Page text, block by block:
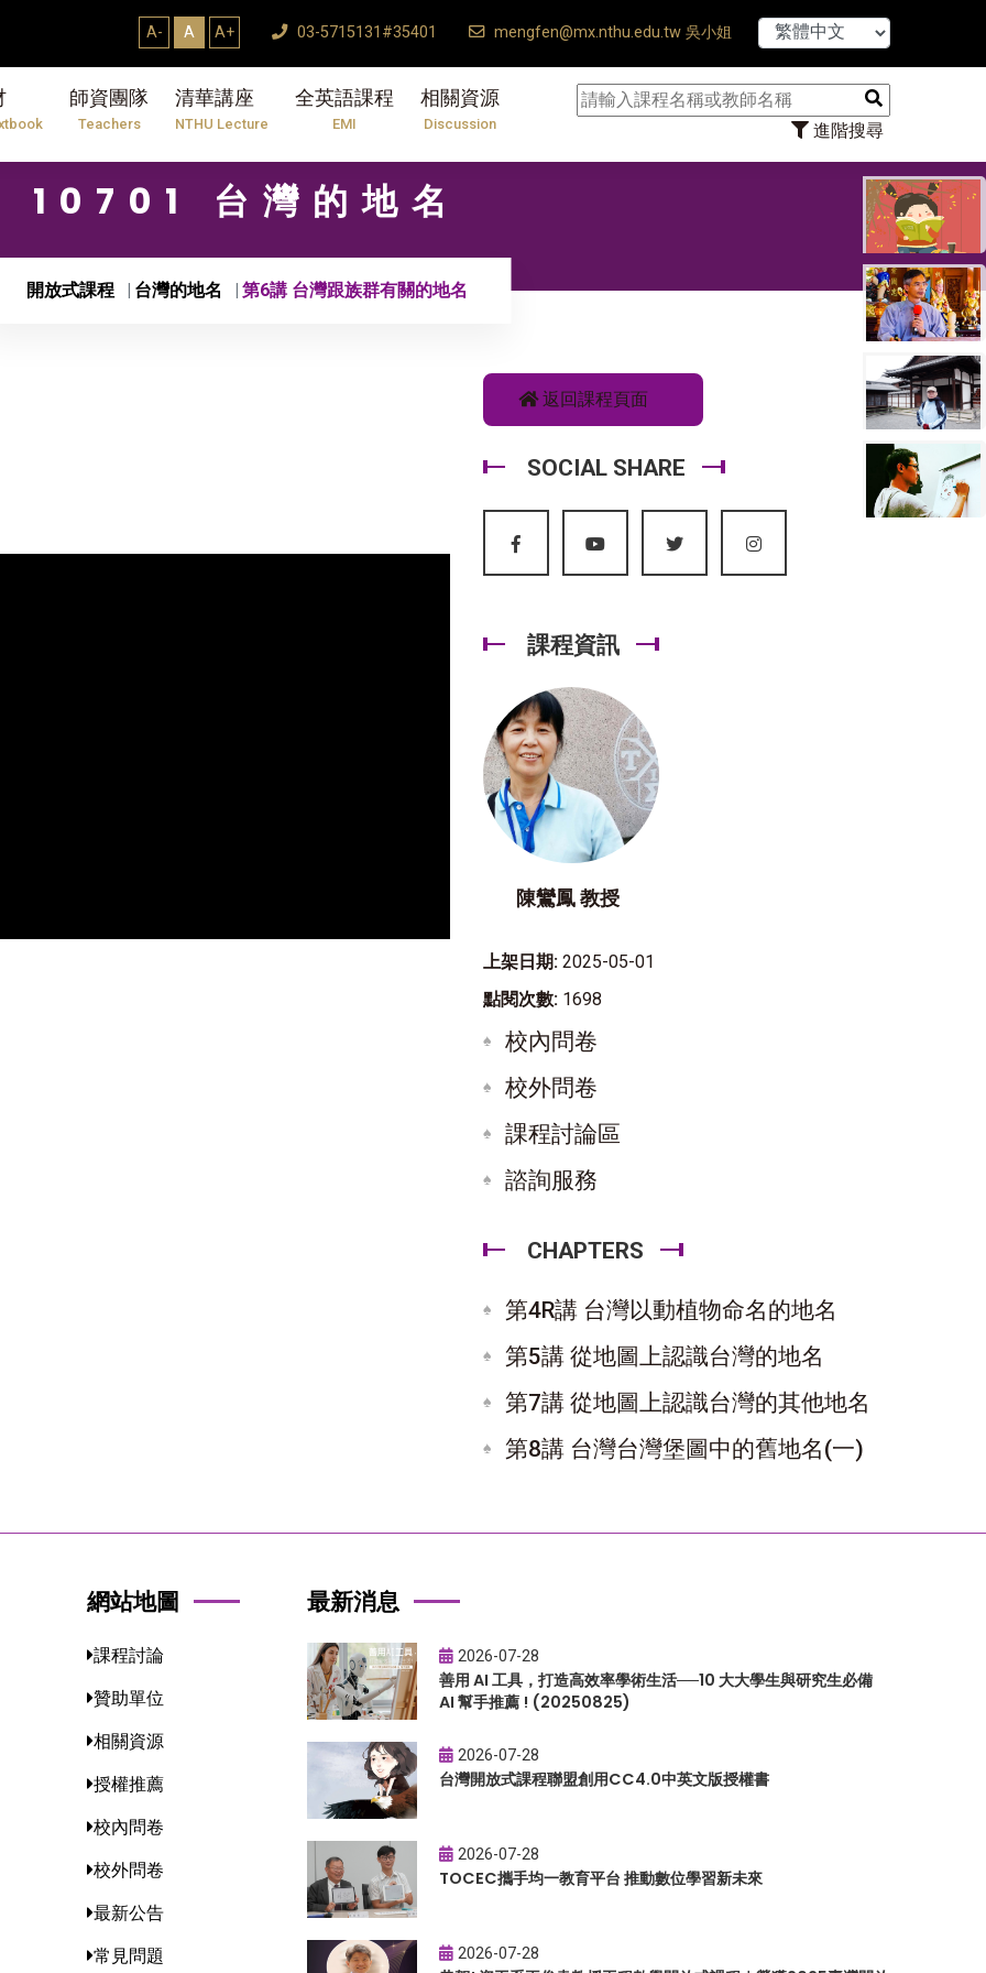
A- A A+ 03-5715131#35401 mengfen@mx.nthu.edu.tw 吳小姐
師資團隊
Teachers
清華講座
NTHU Lecture
全英語課程
EMI
相關資源
Discussion 進階搜尋
【7/31】114
10701 台灣的地名
開放式課程 台灣的地名 第6講 台灣跟族群有關的地名
返回課程頁面
SOCIAL SHARE
課程資訊
陳鸞鳳 教授
上架日期: 2025-05-01
點閱次數: 1698
校內問卷
校外問卷
課程討論區
諮詢服務
CHAPTERS
第4R講 台灣以動植物命名的地名
第5講 從地圖上認識台灣的地名
第7講 從地圖上認識台灣的其他地名
第8講 台灣台灣堡圖中的舊地名(一)
網站地圖
課程討論
贊助單位
相關資源
授權推薦
校內問卷
校外問卷
最新公告
常見問題
最新消息
2026-07-28
善用 AI 工具，打造高效率學術生活──10 大大學生與研究生必備
AI 幫手推薦 ! (20250825)
2026-07-28
台灣開放式課程聯盟創用CC4.0中英文版授權書
2026-07-28
TOCEC攜手均一教育平台 推動數位學習新未來
2026-07-28